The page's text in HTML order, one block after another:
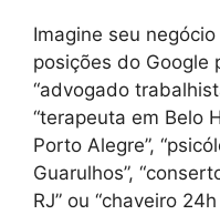
Imagine seu
posições do Google
“advogado
“terapeuta em Belo
Porto Alegre”,
Guarulhos”,
RJ” ou “chaveiro